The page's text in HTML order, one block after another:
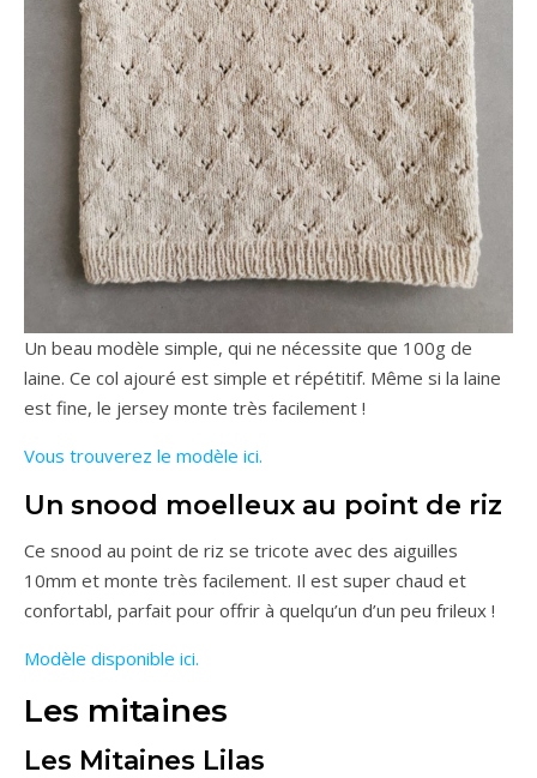
Un beau modèle simple, qui ne nécessite que 100g de
laine. Ce col ajouré est simple et répétitif. Même si la laine
est fine, le jersey monte très facilement !
Vous trouverez le modèle ici.
Un snood moelleux au point de riz
Ce snood au point de riz se tricote avec des aiguilles
10mm et monte très facilement. Il est super chaud et
confortabl, parfait pour offrir à quelqu’un d’un peu frileux !
Modèle disponible ici.
Les mitaines
Les Mitaines Lilas